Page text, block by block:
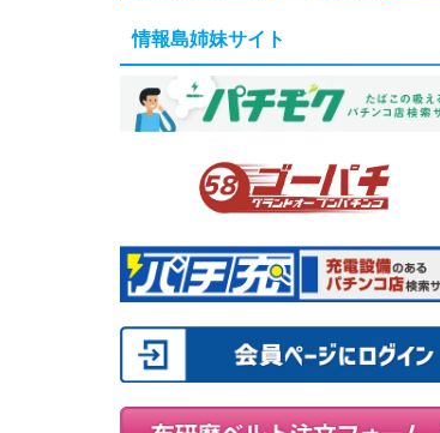
情報島姉妹サイト